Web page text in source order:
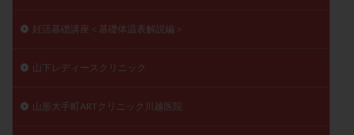
妊活基礎講座＜基礎体温表解説編＞
山下レディースクリニック
山形大手町ARTクリニック川越医院